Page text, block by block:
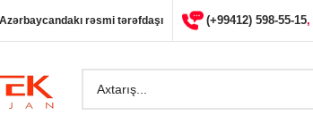
rəsmi tərəfdaşı (+99412) 598-55-15,